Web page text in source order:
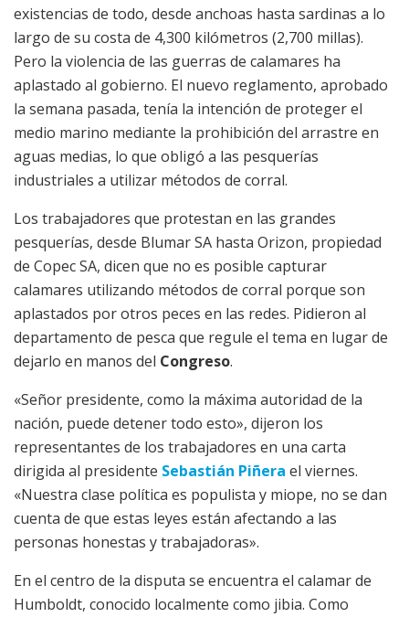
existencias de todo, desde anchoas hasta sardinas a lo
largo de su costa de 4,300 kilómetros (2,700 millas).
Pero la violencia de las guerras de calamares ha
aplastado al gobierno. El nuevo reglamento, aprobado
la semana pasada, tenía la intención de proteger el
medio marino mediante la prohibición del arrastre en
aguas medias, lo que obligó a las pesquerías
industriales a utilizar métodos de corral.
Los trabajadores que protestan en las grandes
pesquerías, desde Blumar SA hasta Orizon, propiedad
de Copec SA, dicen que no es posible capturar
calamares utilizando métodos de corral porque son
aplastados por otros peces en las redes. Pidieron al
departamento de pesca que regule el tema en lugar de
dejarlo en manos del Congreso.
«Señor presidente, como la máxima autoridad de la
nación, puede detener todo esto», dijeron los
representantes de los trabajadores en una carta
dirigida al presidente Sebastián Piñera el viernes.
«Nuestra clase política es populista y miope, no se dan
cuenta de que estas leyes están afectando a las
personas honestas y trabajadoras».
En el centro de la disputa se encuentra el calamar de
Humboldt, conocido localmente como jibia. Como